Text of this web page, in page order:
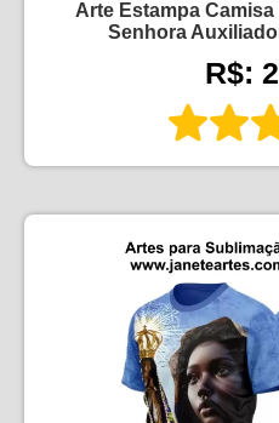
Arte Estampa
Senhora
R$: